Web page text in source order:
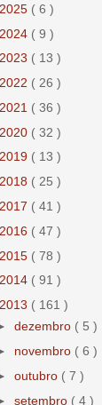
2025 ( 6 )
2024 ( 9 )
2023 ( 13 )
2022 ( 26 )
2021 ( 36 )
2020 ( 32 )
2019 ( 13 )
2018 ( 25 )
2017 ( 41 )
2016 ( 47 )
2015 ( 78 )
2014 ( 91 )
2013 ( 161 )
dezembro ( 5 )
novembro ( 6 )
outubro ( 7 )
setembro ( 4 )